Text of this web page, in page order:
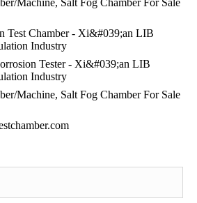
Test Chamber - Xi&#039;an LIB
Industry
Tester - Xi&#039;an LIB
Industry
Machine, Salt Fog Chamber For Sale